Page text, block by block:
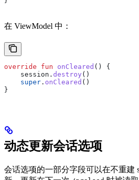
在 ViewModel 中：
override fun onCleared () {
    session.
destroy ()
    super
. onCleared ()
}
动态更新会话选项
会话选项的一部分字段可以在不重建